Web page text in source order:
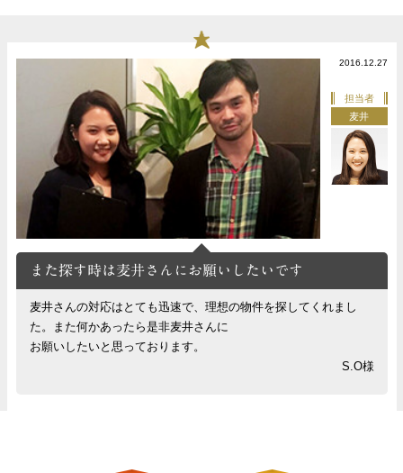
2016.12.27
担当者
麦井
また探す時は麦井さんにお願いしたいです
麦井さんの対応はとても迅速で、理想の物件を探してくれまし
た。また何かあったら是非麦井さんに
お願いしたいと思っております。
S.O様